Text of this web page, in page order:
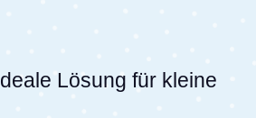
Lösung für kleine